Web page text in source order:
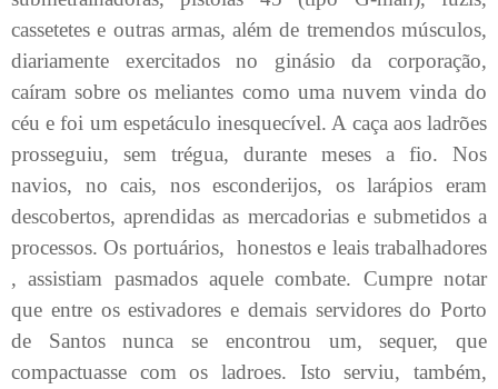
cassetetes e outras armas, além de tremendos músculos,
diariamente exercitados no ginásio da corporação,
caíram sobre os meliantes como uma nuvem vinda do
céu e foi um espetáculo inesquecível. A caça aos ladrões
prosseguiu, sem trégua, durante meses a fio. Nos
navios, no cais, nos esconderijos, os larápios eram
descobertos, aprendidas as mercadorias e submetidos a
processos. Os portuários, honestos e leais trabalhadores
, assistiam pasmados aquele combate. Cumpre notar
que entre os estivadores e demais servidores do Porto
de Santos nunca se encontrou um, sequer, que
compactuasse com os ladroes. Isto serviu, também,